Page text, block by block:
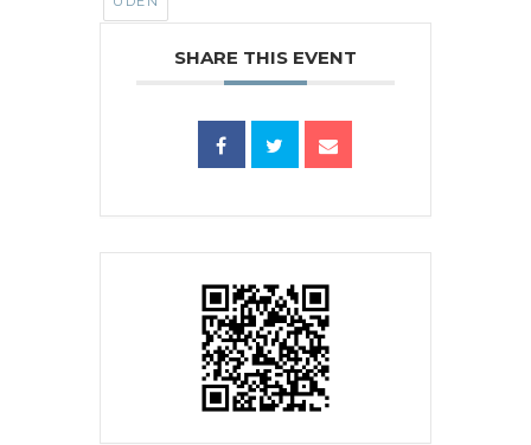
SHARE THIS EVENT